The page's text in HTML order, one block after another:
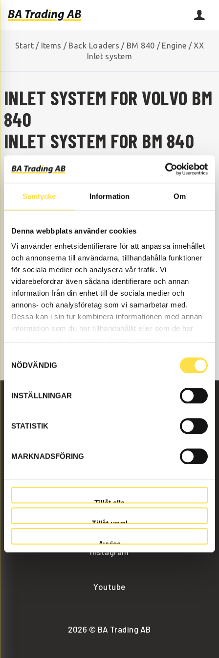
Samtycke Information Om
Denna webbplats använder cookies
Vi använder enhetsidentifierare för att anpassa innehållet
och annonserna till användarna, tillhandahålla funktioner
för sociala medier och analysera vår trafik. Vi
vidarebefordrar även sådana identifierare och annan
information från din enhet till de sociala medier och
annons- och analysföretag som vi samarbetar med.
Dessa kan i sin tur kombinera informationen med annan
information som du har tillhandahållit eller som de har
NÖDVÄNDIG
INSTÄLLNINGAR
STATISTIK
MARKNADSFÖRING
Tillåt alla
Tillåt urval
Avvisa
Start / Items / Back Loaders / BM 840 / Engine / XX
Inlet system
INLET SYSTEM FOR VOLVO BM
840
INLET SYSTEM FOR BM 840
ARE YOU MISSING A SPARE PART?
+46 (0) 152-32500
info@batrading.se
loaders BM 840 are available as new, refurbished and
used, renovated Volvo parts both as original and non-
original. We have Volvo parts to inlet system for all
Volvo construction machines and these Volvo parts
like sump gasket (11030778, MR778, 420025, 424600,
424918, 7420025, 864484, 865341, 754545) etc for inlet
system that is suitable for Volvo back loaders BM 840.
info@batrading.se
+46 (0) 152-32500
Instagram
Youtube
2026 © BA Trading AB